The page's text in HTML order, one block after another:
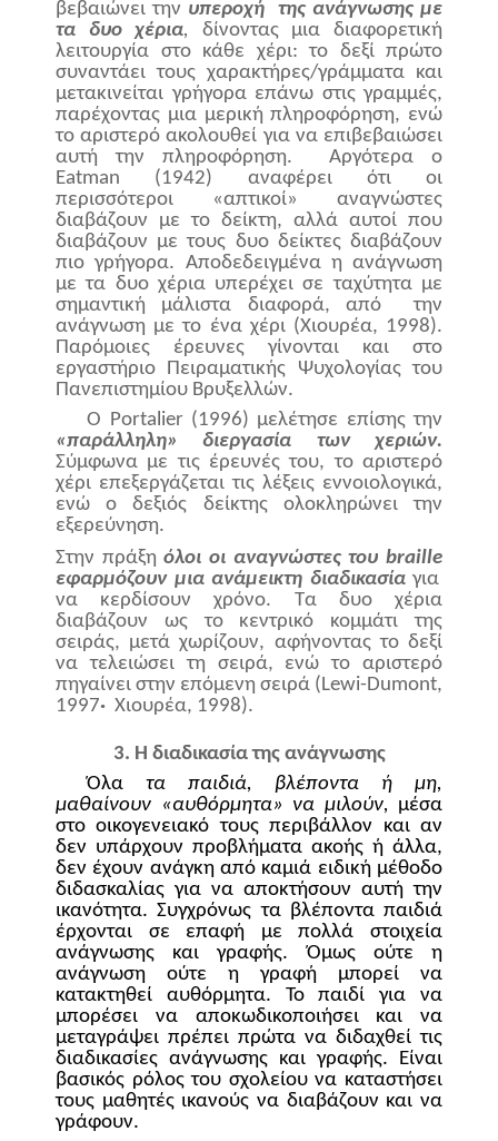
βεβαιώνει την υπεροχή
της ανάγνωσης με
τα δυο χέρια, δίνοντας μια διαφορετική
λειτουργία στο κάθε χέρι: το δεξί πρώτο
συναντάει τους χαρακτήρες/γράμματα και
μετακινείται γρήγορα επάνω στις γραμμές,
παρέχοντας μια μερική πληροφόρηση, ενώ
το αριστερό ακολουθεί για να επιβεβαιώσει
αυτή την πληροφόρηση.
Αργότερα ο
Eatman (1942) αναφέρει ότι οι
περισσότεροι «απτικοί» αναγνώστες
διαβάζουν με το δείκτη, αλλά αυτοί που
διαβάζουν με τους δυο δείκτες διαβάζουν
πιο γρήγορα. Αποδεδειγμένα η ανάγνωση
με τα δυο χέρια υπερέχει σε ταχύτητα με
σημαντική μάλιστα διαφορά, από
την
ανάγνωση με το ένα χέρι (Χιουρέα, 1998).
Παρόμοιες έρευνες γίνονται και στο
εργαστήριο Πειραματικής Ψυχολογίας του
Πανεπιστημίου Βρυξελλών.
Ο Portalier(1996) μελέτησε επίσης την
«παράλληλη» διεργασία των χεριών.
Σύμφωνα με τις έρευνές του, το αριστερό
χέρι επεξεργάζεται τις λέξεις εννοιολογικά,
ενώ ο δεξιός δείκτης ολοκληρώνει την
εξερεύνηση.
Στην πράξηόλοι οι αναγνώστες τουbraille
εφαρμόζουν μια ανάμεικτη διαδικασίαγια
να κερδίσουν χρόνο. Τα δυο χέρια
διαβάζουν ως το κεντρικό κομμάτι της
σειράς, μετά χωρίζουν, αφήνοντας το δεξί
να τελειώσει τη σειρά, ενώ το αριστερό
πηγαίνει στην επόμενη σειρά (Lewi-Dumont,
1997· Χιουρέα, 1998).
3. Η διαδικασία της ανάγνωσης
Όλατα παιδιά, βλέποντα ή μη,
μαθαίνουν «αυθόρμητα» να μιλούν, μέσα
στο οικογενειακό τους περιβάλλον και αν
δεν υπάρχουν προβλήματα ακοής ή άλλα,
δεν έχουν ανάγκη από καμιά ειδική μέθοδο
διδασκαλίας για να αποκτήσουν αυτή την
ικανότητα. Συγχρόνως τα βλέποντα παιδιά
έρχονται σε επαφή με πολλά στοιχεία
ανάγνωσης και γραφής. Όμως ούτε η
ανάγνωση ούτε η γραφή μπορεί να
κατακτηθεί αυθόρμητα. Το παιδί για να
μπορέσει να αποκωδικοποιήσει και να
μεταγράψει πρέπει πρώτα να διδαχθεί τις
διαδικασίες ανάγνωσης και γραφής.
Είναι
βασικός ρόλος του σχολείου να καταστήσει
τους μαθητές ικανούς να διαβάζουν και να
γράφουν.